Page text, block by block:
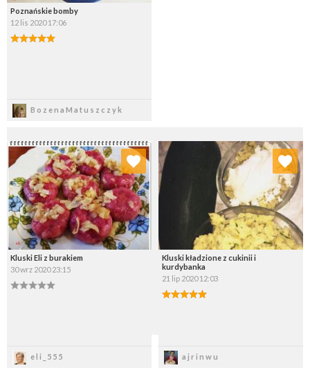
Poznańskie bomby
12 lis 2020 17:06
BozenaMatuszczyk
Kluski Eli z burakiem
30 wrz 2020 23:15
eli_555
Dodaj do ulubionych
Wybierz listę:
Kluski kładzione z cukinii i
kurdybanka
21 lip 2020 12:03
ajrinwu
Dodaj do ulubionych
Wybierz listę: